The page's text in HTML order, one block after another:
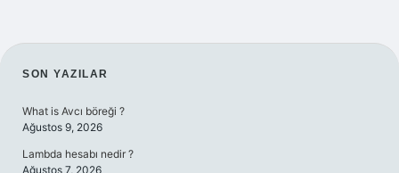
SIDEBAR
SON YAZILAR
What is Avcı böreği ?
Ağustos 9, 2026
Lambda hesabı nedir ?
Ağustos 7, 2026